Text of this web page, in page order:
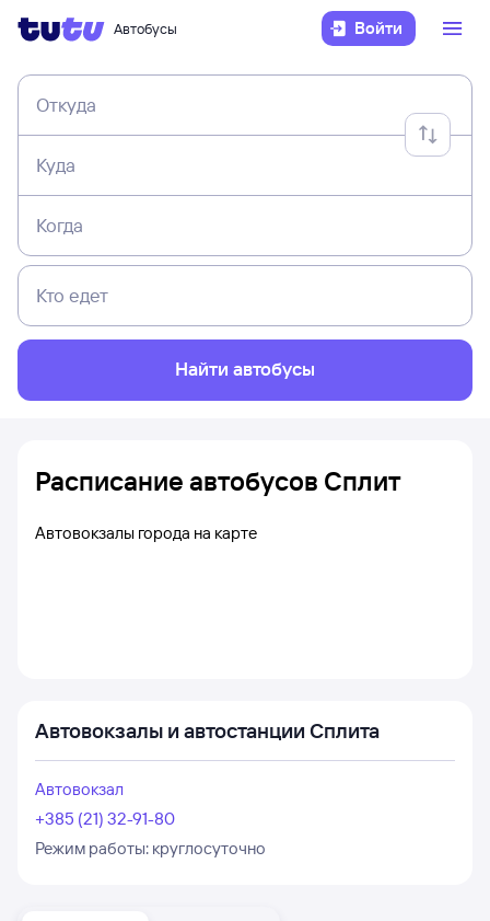
Автобусы Войти
Откуда
Куда
Когда
Кто едет
Найти автобусы
Расписание автобусов Сплит
Автовокзалы города на карте
Автовокзалы и автостанции Сплита
Автовокзал
+385 (21) 32-91-80
Режим работы: круглосуточно